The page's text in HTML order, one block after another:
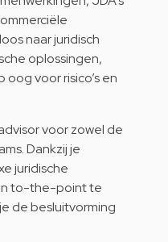
naar juridisch
oplossingen,
voor risico’s en
voor zowel de
Dankzij je
juridische
to-the-point te
de besluitvorming